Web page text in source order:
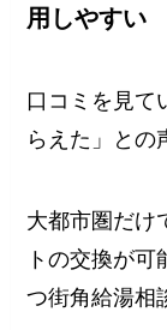
用しやすい
口コミを見て
らえた」との
大都市圏だけ
トの交換が
つ街角給湯相